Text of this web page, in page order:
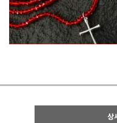
상